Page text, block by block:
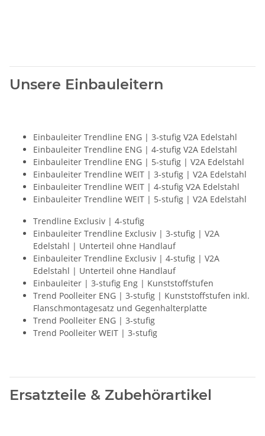
Unsere Einbauleitern
Einbauleiter Trendline ENG | 3-stufig V2A Edelstahl
Einbauleiter Trendline ENG | 4-stufig V2A Edelstahl
Einbauleiter Trendline ENG | 5-stufig | V2A Edelstahl
Einbauleiter Trendline WEIT | 3-stufig | V2A Edelstahl
Einbauleiter Trendline WEIT | 4-stufig V2A Edelstahl
Einbauleiter Trendline WEIT | 5-stufig | V2A Edelstahl
Trendline Exclusiv | 4-stufig
Einbauleiter Trendline Exclusiv | 3-stufig | V2A
Edelstahl | Unterteil ohne Handlauf
Einbauleiter Trendline Exclusiv | 4-stufig | V2A
Edelstahl | Unterteil ohne Handlauf
Einbauleiter | 3-stufig Eng | Kunststoffstufen
Trend Poolleiter ENG | 3-stufig | Kunststoffstufen inkl.
Flanschmontagesatz und Gegenhalterplatte
Trend Poolleiter ENG | 3-stufig
Trend Poolleiter WEIT | 3-stufig
Ersatzteile & Zubehörartikel